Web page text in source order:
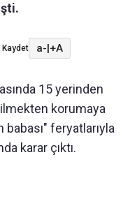
Kaydet a-|+A
15 yerinden
korumaya
babası" feryatlarıyla
karar çıktı.